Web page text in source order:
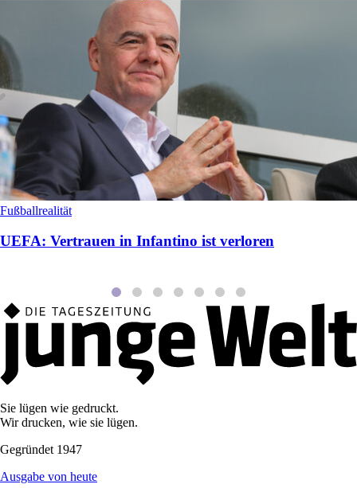
Fußballrealität
UEFA: Vertrauen in Infantino ist verloren
Sie lügen wie gedruckt.
Wir drucken, wie sie lügen.
Gegründet 1947
Ausgabe von heute